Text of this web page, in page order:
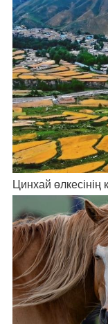
Цинхай өлкесінің